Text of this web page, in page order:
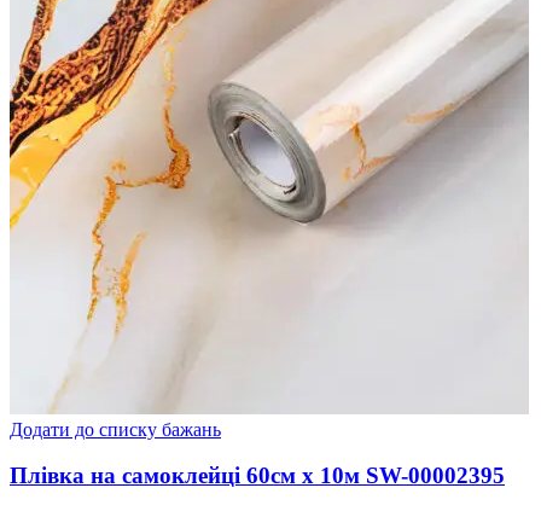
Додати до списку бажань
Плівка на самоклейці 60см х 10м SW-00002395